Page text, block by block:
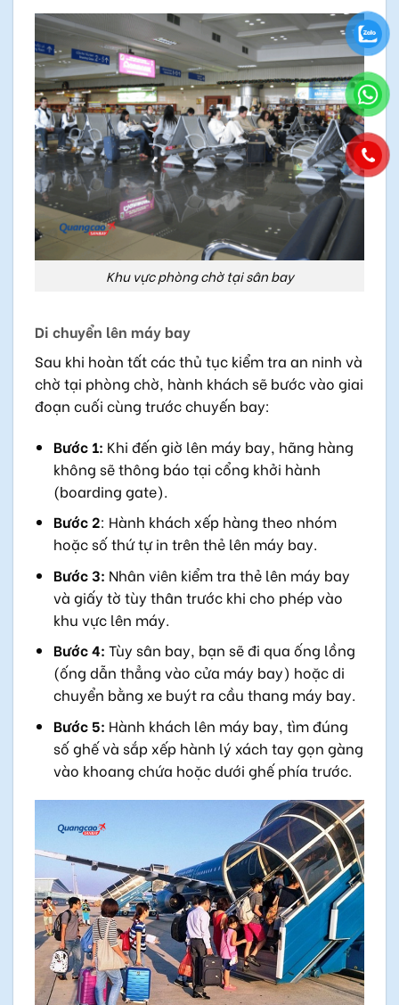
Khu vực phòng chờ tại sân bay
Di chuyển lên máy bay
Sau khi hoàn tất các thủ tục kiểm tra an ninh và
chờ tại phòng chờ, hành khách sẽ bước vào giai
đoạn cuối cùng trước chuyến bay:
Bước 1: Khi đến giờ lên máy bay, hãng hàng
không sẽ thông báo tại cổng khởi hành
(boarding gate).
Bước 2: Hành khách xếp hàng theo nhóm
hoặc số thứ tự in trên thẻ lên máy bay.
Bước 3: Nhân viên kiểm tra thẻ lên máy bay
và giấy tờ tùy thân trước khi cho phép vào
khu vực lên máy.
Bước 4: Tùy sân bay, bạn sẽ đi qua ống lồng
(ống dẫn thẳng vào cửa máy bay) hoặc di
chuyển bằng xe buýt ra cầu thang máy bay.
Bước 5: Hành khách lên máy bay, tìm đúng
số ghế và sắp xếp hành lý xách tay gọn gàng
vào khoang chứa hoặc dưới ghế phía trước.